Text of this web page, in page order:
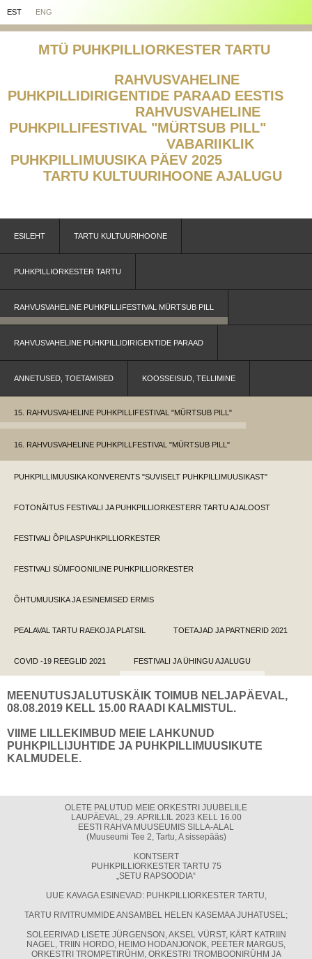
EST ENG
MTÜ PUHKPILLIORKESTER TARTU
RAHVUSVAHELINE
PUHKPILLIDIRIGENTIDE PARAAD EESTIS
RAHVUSVAHELINE
PUHKPILLIFESTIVAL "MÜRTSUB PILL"
VABARIIKLIK
PUHKPILLIMUUSIKA PÄEV 2025
TARTU KULTUURIHOONE AJALUGU
ESILEHT TARTU KULTUURIHOONE
PUHKPILLIORKESTER TARTU
RAHVUSVAHELINE PUHKPILLIFESTIVAL MÜRTSUB PILL
RAHVUSVAHELINE PUHKPILLIDIRIGENTIDE PARAAD
ANNETUSED, TOETAMISED KOOSSEISUD, TELLIMINE
15. RAHVUSVAHELINE PUHKPILLIFESTIVAL "MÜRTSUB PILL"
16. RAHVUSVAHELINE PUHKPILLFESTIVAL "MÜRTSUB PILL"
PUHKPILLIMUUSIKA KONVERENTS "SUVISELT PUHKPILLIMUUSIKAST"
FOTONÄITUS FESTIVALI JA PUHKPILLIORKESTERR TARTU AJALOOST
FESTIVALI ÕPILASPUHKPILLIORKESTER
FESTIVALI SÜMFOONILINE PUHKPILLIORKESTER
ÕHTUMUUSIKA JA ESINEMISED ERMIS
PEALAVAL TARTU RAEKOJA PLATSIL TOETAJAD JA PARTNERID 2021
COVID -19 REEGLID 2021 FESTIVALI JA ÜHINGU AJALUGU
MEENUTUSJALUTUSKÄIK TOIMUB NELJAPÄEVAL,
08.08.2019 KELL 15.00 RAADI KALMISTUL.
VIIME LILLEKIMBUD MEIE LAHKUNUD
PUHKPILLIJUHTIDE JA PUHKPILLIMUUSIKUTE
KALMUDELE.
OLETE PALUTUD MEIE ORKESTRI JUUBELILE
LAUPÄEVAL, 29. APRILLIL 2023 KELL 16.00
EESTI RAHVA MUUSEUMIS SILLA-ALAL
(Muuseumi Tee 2, Tartu, A sissepääs)
KONTSERT
PUHKPILLIORKESTER TARTU 75
„SETU RAPSOODIA“
UUE KAVAGA ESINEVAD: PUHKPILLIORKESTER TARTU,
TARTU RIVITRUMMIDE ANSAMBEL HELEN KASEMAA JUHATUSEL;
SOLEERIVAD LISETE JÜRGENSON, AKSEL VÜRST, KÄRT KATRIIN
NAGEL, TRIIN HORDO, HEIMO HODANJONOK, PEETER MARGUS,
ORKESTRI TROMPETIRÜHM, ORKESTRI TROMBOONIRÜHM JA